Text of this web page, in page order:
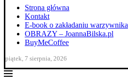
Strona główna
Kontakt
E-book o zakładaniu warzywnika
OBRAZY – JoannaBilska.pl
BuyMeCoffee
piątek, 7 sierpnia, 2026